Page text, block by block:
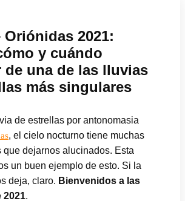
Oriónidas 2021:
y cuándo
de una de las lluvias
más singulares
de estrellas por antonomasia
, el cielo nocturno tiene muchas
que dejarnos alucinados. Esta
un buen ejemplo de esto. Si la
deja, claro. Bienvenidos a las
2021.